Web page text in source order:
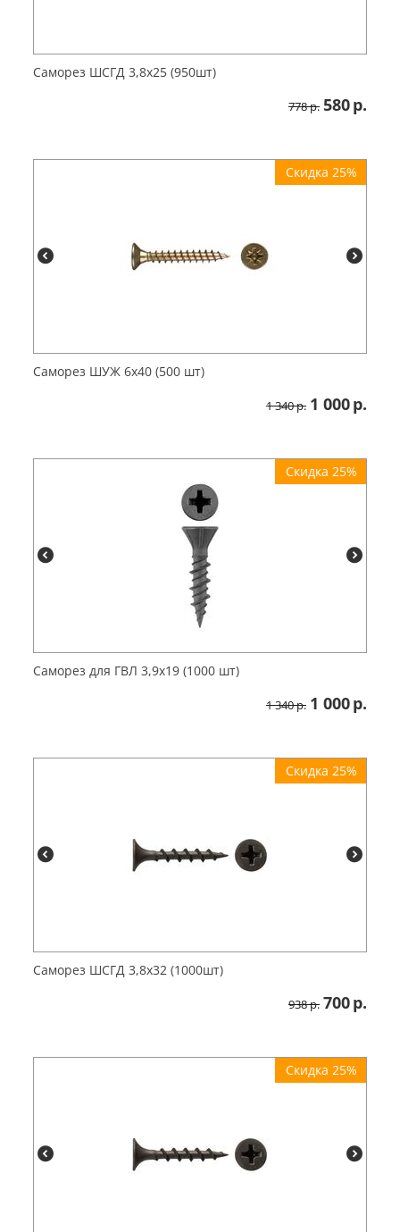
Саморез ШСГД 3,8х25 (950шт)
778р. 580р.
Скидка 25%
Саморез ШУЖ 6х40 (500 шт)
1 340р. 1 000р.
Скидка 25%
Саморез для ГВЛ 3,9х19 (1000 шт)
1 340р. 1 000р.
Скидка 25%
Саморез ШСГД 3,8х32 (1000шт)
938р. 700р.
Скидка 25%